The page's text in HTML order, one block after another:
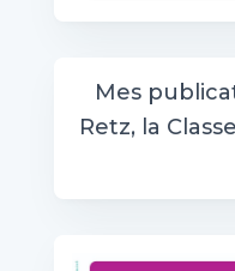
Mes
Retz, la